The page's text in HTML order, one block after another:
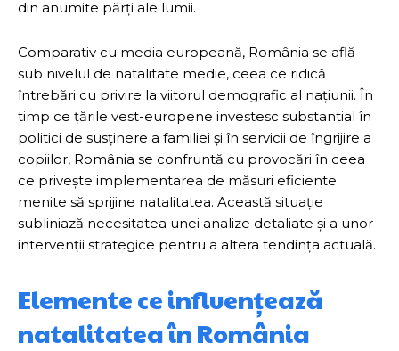
din anumite părți ale lumii.
Comparativ cu media europeană, România se află
sub nivelul de natalitate medie, ceea ce ridică
întrebări cu privire la viitorul demografic al națiunii. În
timp ce țările vest-europene investesc substantial în
politici de susținere a familiei și în servicii de îngrijire a
copiilor, România se confruntă cu provocări în ceea
ce privește implementarea de măsuri eficiente
menite să sprijine natalitatea. Această situație
subliniază necesitatea unei analize detaliate și a unor
intervenții strategice pentru a altera tendința actuală.
Elemente ce influențează
natalitatea în România